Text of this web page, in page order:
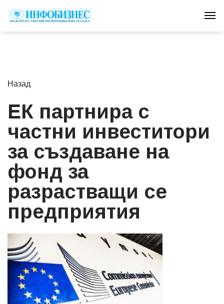
Назад
ЕК партнира с
частни инвеститори
за създаване на
фонд за
разрастващи се
предприятия